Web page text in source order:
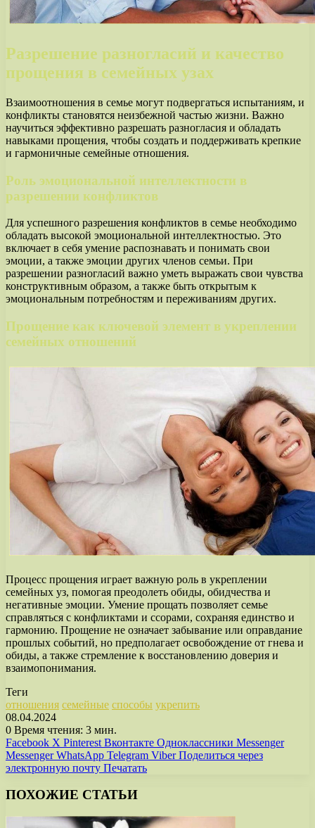
Разрешение разногласий и качество
прощения в семейных узах
Взаимоотношения в семье могут подвергаться испытаниям, и
конфликты становятся неизбежной частью жизни. Важно
научиться эффективно разрешать разногласия и обладать
навыками прощения, чтобы создать и поддерживать крепкие
и гармоничные семейные отношения.
Роль эмоциональной интеллектности в
разрешении конфликтов
Для успешного разрешения конфликтов в семье необходимо
обладать высокой эмоциональной интеллектностью. Это
включает в себя умение распознавать и понимать свои
эмоции, а также эмоции других членов семьи. При
разрешении разногласий важно уметь выражать свои чувства
конструктивным образом, а также быть открытым к
эмоциональным потребностям и переживаниям других.
Прощение как ключевой элемент в укреплении
семейных отношений
Процесс прощения играет важную роль в укреплении
семейных уз, помогая преодолеть обиды, обидчества и
негативные эмоции. Умение прощать позволяет семье
справляться с конфликтами и ссорами, сохраняя единство и
гармонию. Прощение не означает забывание или оправдание
прошлых событий, но предполагает освобождение от гнева и
обиды, а также стремление к восстановлению доверия и
взаимопонимания.
Теги
отношения семейные способы укрепить
08.04.2024
0 Время чтения: 3 мин.
Facebook X Pinterest Вконтакте Одноклассники Messenger
Messenger WhatsApp Telegram Viber Поделиться через
электронную почту Печатать
ПОХОЖИЕ СТАТЬИ